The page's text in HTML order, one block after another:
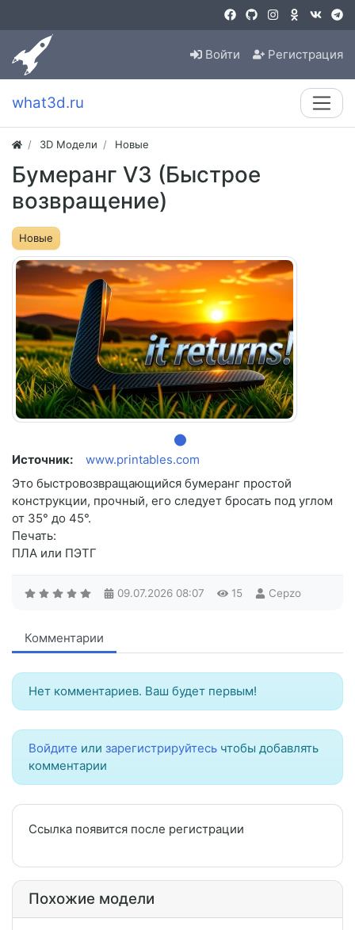
Войти Регистрация
what3d.ru
3D Модели Новые
Бумеранг V3 (Быстрое
возвращение)
Новые
Источник:
www.printables.com
Это быстровозвращающийся бумеранг простой
конструкции, прочный, его следует бросать под углом
от 35° до 45°.
Печать:
ПЛА или ПЭТГ
09.07.2026 08:07 15 Cepzo
Комментарии
Нет комментариев. Ваш будет первым!
Войдите или зарегистрируйтесь чтобы добавлять
комментарии
Ссылка появится после регистрации
Похожие модели